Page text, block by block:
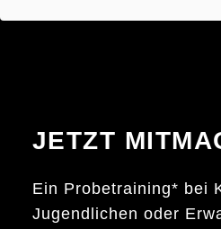
JETZT
Ein Probetraining* bei
Jugendlichen oder